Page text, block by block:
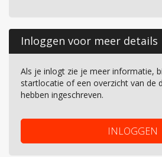
Inloggen voor meer details
Als je inlogt zie je meer informatie,
startlocatie of een overzicht van de
hebben ingeschreven.
INLOGGEN